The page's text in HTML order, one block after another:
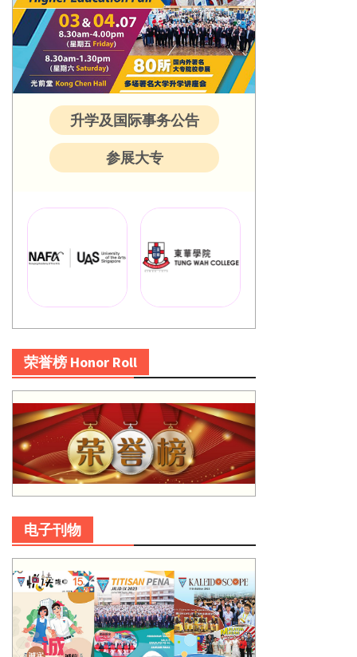
升学及国际事务公告
参展大专
荣誉榜 Honor Roll
电子刊物